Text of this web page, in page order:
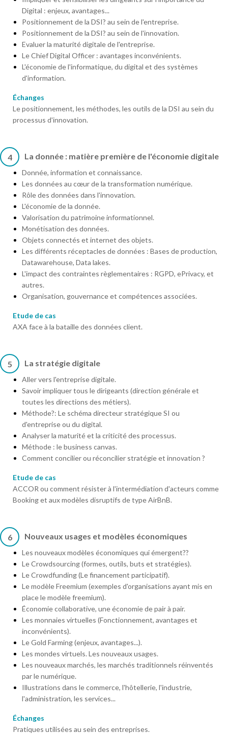
Digital : enjeux, avantages...
Positionnement de la DSI? au sein de l'entreprise.
Positionnement de la DSI? au sein de l'innovation.
Evaluer la maturité digitale de l'entreprise.
Le Chief Digital Officer : avantages inconvénients.
L'économie de l'informatique, du digital et des systèmes
d'information.
Échanges
Le positionnement, les méthodes, les outils de la DSI au sein du
processus d'innovation.
4 La donnée : matière première de l'économie digitale
Donnée, information et connaissance.
Les données au cœur de la transformation numérique.
Rôle des données dans l'innovation.
L'économie de la donnée.
Valorisation du patrimoine informationnel.
Monétisation des données.
Objets connectés et internet des objets.
Les différents réceptacles de données : Bases de production,
Datawarehouse, Data lakes.
L'impact des contraintes règlementaires : RGPD, ePrivacy, et
autres.
Organisation, gouvernance et compétences associées.
Etude de cas
AXA face à la bataille des données client.
5 La stratégie digitale
Aller vers l'entreprise digitale.
Savoir impliquer tous le dirigeants (direction générale et
toutes les directions des métiers).
Méthode?: Le schéma directeur stratégique SI ou
d'entreprise ou du digital.
Analyser la maturité et la criticité des processus.
Méthode : le business canvas.
Comment concilier ou réconcilier stratégie et innovation ?
Etude de cas
ACCOR ou comment résister à l'intermédiation d'acteurs comme
Booking et aux modèles disruptifs de type AirBnB.
6 Nouveaux usages et modèles économiques
Les nouveaux modèles économiques qui émergent??
Le Crowdsourcing (formes, outils, buts et stratégies).
Le Crowdfunding (Le financement participatif).
Le modèle Freemium (exemples d'organisations ayant mis en
place le modèle freemium).
Économie collaborative, une économie de pair à pair.
Les monnaies virtuelles (Fonctionnement, avantages et
inconvénients).
Le Gold Farming (enjeux, avantages...).
Les mondes virtuels. Les nouveaux usages.
Les nouveaux marchés, les marchés traditionnels réinventés
par le numérique.
Illustrations dans le commerce, l'hôtellerie, l'industrie,
l'administration, les services...
Échanges
Pratiques utilisées au sein des entreprises.